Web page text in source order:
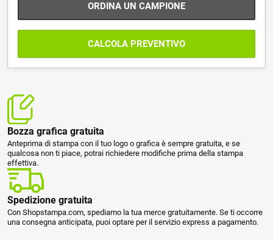
ORDINA UN CAMPIONE
CALCOLA PREVENTIVO
Bozza grafica gratuita
Anteprima di stampa con il tuo logo o grafica è sempre gratuita, e se
qualcosa non ti piace, potrai richiedere modifiche prima della stampa
effettiva.
Spedizione gratuita
Con Shopstampa.com, spediamo la tua merce gratuitamente. Se ti occorre
una consegna anticipata, puoi optare per il servizio express a pagamento.